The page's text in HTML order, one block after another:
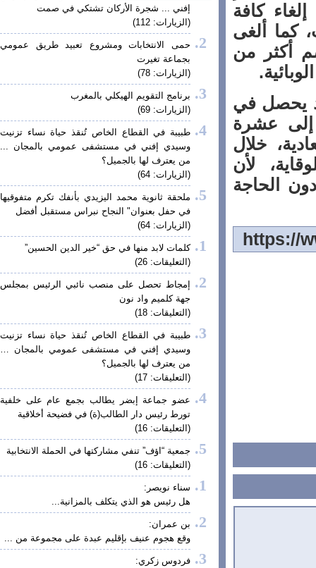
كافة
ألغى
أكثر من
.
يحصل في
عشرة
خلال
لأن
الحاجة
إفني ... شجرة الأركان تشتكي في صمت
(الزيارات: 112)
حمى الانتخابات ومشروع تعبيد طريق عمومي
بجماعة تغيرت
(الزيارات: 78)
برنامج التقويم الهيكلي بالمغرب
(الزيارات: 69)
طبيبة في القطاع الخاص تُنقذ حياة نساء تزنيت
وسيدي إفني في مستشفى عمومي بالمجان ...
من يعترف لها بالجميل؟
(الزيارات: 64)
ملحقة ثانوية محمد اليزيدي بأنفك تكرم متفوقيها
في حفل بعنوان" النجاح نبراس مستقبل أفضل
(الزيارات: 64)
كلمات لابد منها في حق “خير الدين الحسين”
(التعليقات: 26)
إمجاط تحصل على منصب نائبي الرئيس بمجلس
جهة كلميم واد نون
(التعليقات: 18)
طبيبة في القطاع الخاص تُنقذ حياة نساء تزنيت
وسيدي إفني في مستشفى عمومي بالمجان …
من يعترف لها بالجميل؟
(التعليقات: 17)
عضو جماعة إبضر يطالب بجمع عام على خلفية
تورط رئيس دار الطالب(ة) في فضيحة أخلاقية
(التعليقات: 16)
جمعية “اؤف” تنفي مشاركتها في الحملة الانتخابية
(التعليقات: 16)
سناء نويصر:
هل رئيس هو الذي يتكلف بالمزانية...
بن عمران:
وقع هجوم عنيف بإقليم عبدة على مجموعة من ...
فردوس زكري: